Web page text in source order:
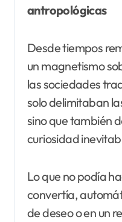
antropológicas
Desde tiempos
un magnetismo
las sociedades
solo delimitaban
sino que también
curiosidad
Lo que no podía
convertía,
de deseo o en un